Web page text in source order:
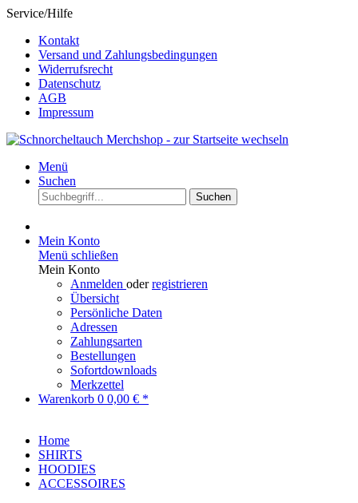
Service/Hilfe
Kontakt
Versand und Zahlungsbedingungen
Widerrufsrecht
Datenschutz
AGB
Impressum
Menü
Suchen
Suchen
Mein Konto
Menü schließen
Mein Konto
Anmelden oderregistrieren
Übersicht
Persönliche Daten
Adressen
Zahlungsarten
Bestellungen
Sofortdownloads
Merkzettel
Warenkorb 0 0,00 € *
Home
SHIRTS
HOODIES
ACCESSOIRES